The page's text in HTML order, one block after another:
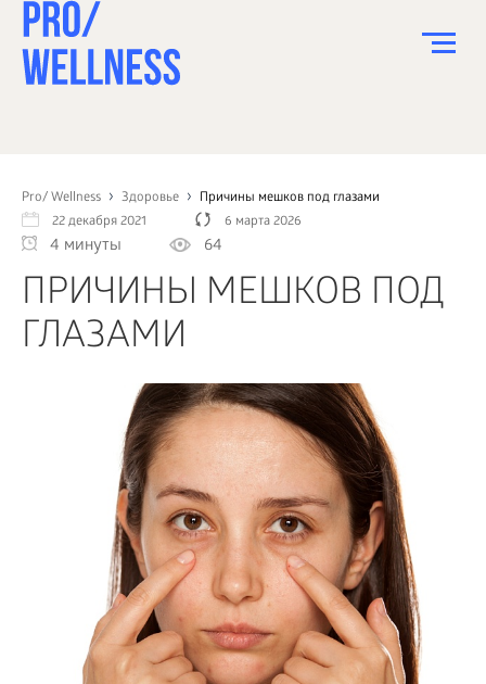
Pro/ Wellness Здоровье
Причины мешков под глазами
22 декабря 2021
6 марта 2026
4 минуты 64
ПРИЧИНЫ МЕШКОВ ПОД
ГЛАЗАМИ
СПОРТ
ЗДОРОВЬЕ
КРАСОТА
ПСИХОЛОГИЯ
БИЗНЕС